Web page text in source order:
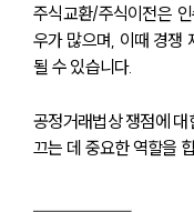
주식교환/주식이전은
우가 많으며, 이때 경쟁
될 수 있습니다.
공정거래법상 쟁점에
끄는 데 중요한 역할을